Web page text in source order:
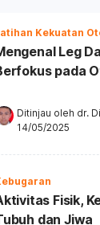
Kekuatan
Leg
pada
Ditinjau oleh dr.
14/05/2025
Fisik,
dan Jiwa